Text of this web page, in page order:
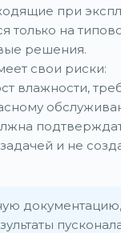
при
только на
решения.
свои риски:
влажности,
и не
документацию,